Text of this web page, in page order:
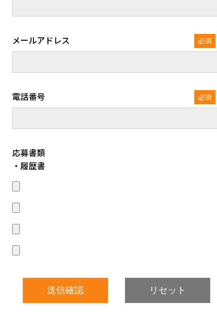
メールアドレス 必須
電話番号 必須
応募書類
・履歴書